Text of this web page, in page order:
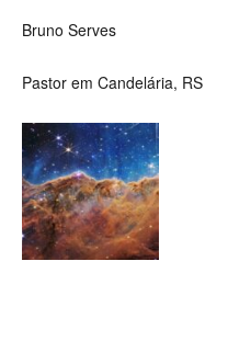
Bruno Serves
Pastor em Candelária, RS